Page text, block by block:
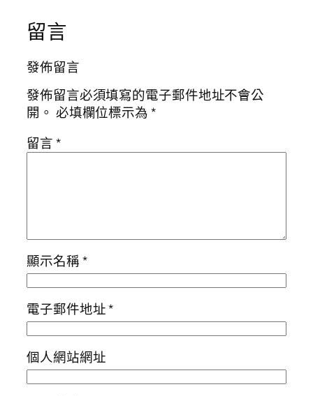
留言
發佈留言
發佈留言必須填寫的電子郵件地址不會公
開。 必填欄位標示為*
留言*
顯示名稱*
電子郵件地址*
個人網站網址